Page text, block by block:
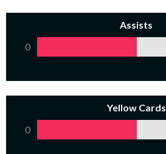
Assists
0
Yellow Cards
0